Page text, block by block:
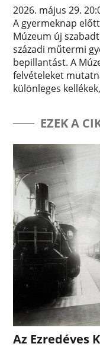
2026. május 29.
A gyermeknap
Múzeum új
századi műtermi
bepillantást. A
felvételeket
különleges
EZEK A
Az Ezredéves